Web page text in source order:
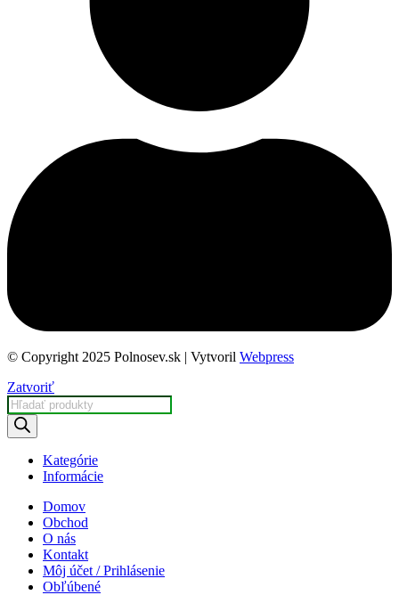
© Copyright 2025 Polnosev.sk | Vytvoril Webpress
Zatvoriť
Products
search
Kategórie
Informácie
Domov
Obchod
O nás
Kontakt
Môj účet / Prihlásenie
Obľúbené